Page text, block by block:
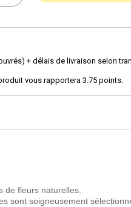
+ délais de livraison selon
vous rapportera 3.75points.
de fleurs naturelles.
sont soigneusement